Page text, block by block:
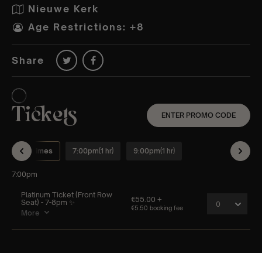
Nieuwe Kerk
Age Restrictions: +8
Share